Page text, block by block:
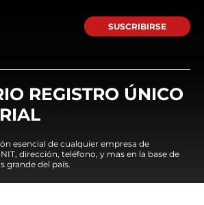
SUSCRIBIRSE
REGISTRO ÚNICO
esencial de cualquier empresa de
dirección, teléfono, y mas en la base de
grande del país.